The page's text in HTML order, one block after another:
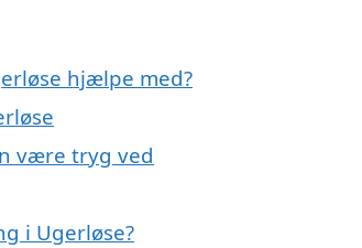
hjælpe med?
være tryg ved
i Ugerløse?